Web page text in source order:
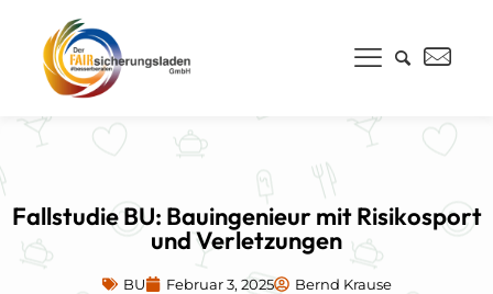
Fallstudie BU: Bauingenieur mit Risikosport
und Verletzungen
BU Februar 3, 2025 Bernd Krause